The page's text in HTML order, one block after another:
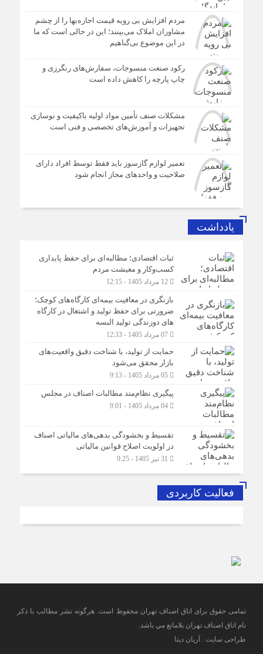
مردم افزایش بی رویه قیمت اجاره‌بها را از چشم
مشاوران املاک می‌بینند؛ این در حالی است که ما
در این موضوع بی‌گناهیم
رکود صنعت منسوجات، سفارش‌های رنگرزی و
چاپ پارچه را کاهش داده است
مشکلات صنف تأمین مواد اولیه باکیفیت و نوسازی
تجهیزات و آموزش‌های تخصصی و فنی است
تعمیر لوازم گازسوز باید فقط توسط افراد دارای
صلاحیت و واحدهای مجاز انجام شود
یادداشت
ثبات اقتصادی؛ مطالبه‌ای برای حفظ پایداری
کسب‌وکار و معیشت مردم
12 مرداد 1405 - 12:15
بازنگری در معافیت بیمه‌ای کارگاه‌های کوچک؛
ضرورتی برای حفظ تولید و اشتغال در کارگاه
های دوزندگی تولید البسه
07 مرداد 1405 - 12:33
حمایت از تولید، با شناخت دقیق واقعیت‌های
بازار محقق می‌شود
05 مرداد 1405 - 9:13
پیگیری نظام‌مند مطالبات اصناف در مجلس
04 مرداد 1405 - 9:01
تقسیط و بخشودگی بدهی‌های مالیاتی اصناف
در اولویت اصلاح قوانین مالیاتی
فعالیت کاربردی
تمامی حقوق برای اتاق اصناف تهران محفوظ است. هرگونه نشر مطالب با ذكر
نام اتاق اصناف تهران بلامانع مي باشد.
طراحی سایت : آریان دیتا